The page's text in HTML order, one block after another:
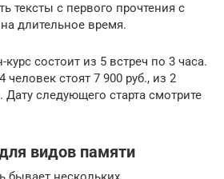
тексты с первого прочтения с
длительное время.
состоит из 5 встреч по 3 часа.
человек стоят 7 900 руб., из 2
Дату следующего старта смотрите
видов памяти